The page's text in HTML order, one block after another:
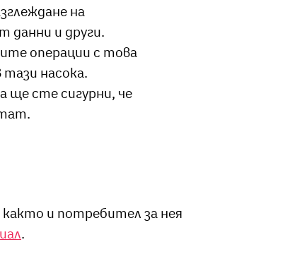
на
данни и други.
операции с това
насока.
ще сте сигурни, че
и потребител за нея
.